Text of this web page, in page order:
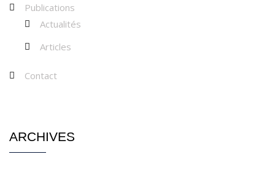
Publications
Actualités
Articles
Contact
ARCHIVES